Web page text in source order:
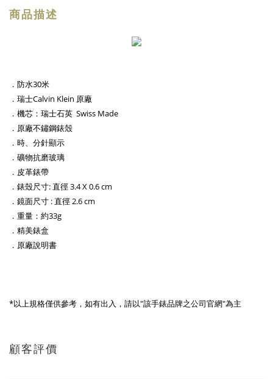
商品描述
．防水30米
．瑞士Calvin Klein 原廠
．機芯：瑞士石英 Swiss Made
．原廠不鏽鋼錶殼
．時、分針顯示
．礦物抗磨玻璃
．皮革錶帶
．錶殼尺寸: 直徑 3.4 X 0.6 cm
．鏡面尺寸 : 直徑 2.6 cm
．重量：約33g
．精美錶盒
．原廠說明書
*以上規格僅供參考，如有出入，請以"該手錶品牌之公司官網"為主
顧客評價